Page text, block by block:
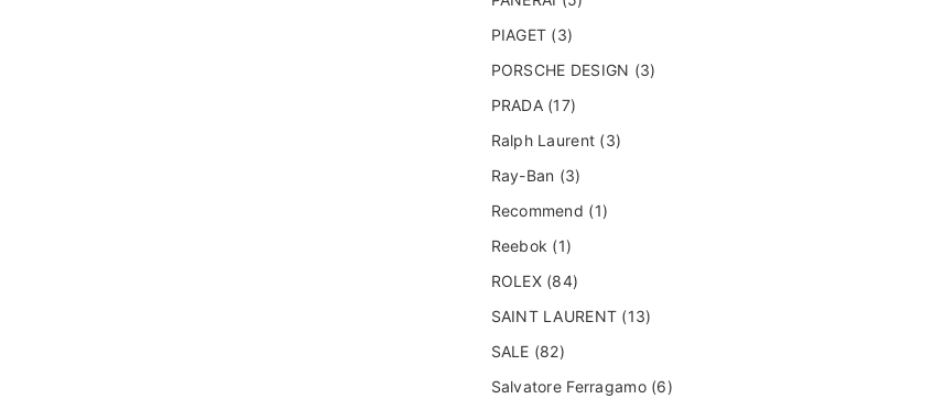
PIAGET (3)
PORSCHE DESIGN (3)
PRADA (17)
Ralph Laurent (3)
Ray-Ban (3)
Recommend (1)
Reebok (1)
ROLEX (84)
SAINT LAURENT (13)
SALE (82)
Salvatore Ferragamo (6)